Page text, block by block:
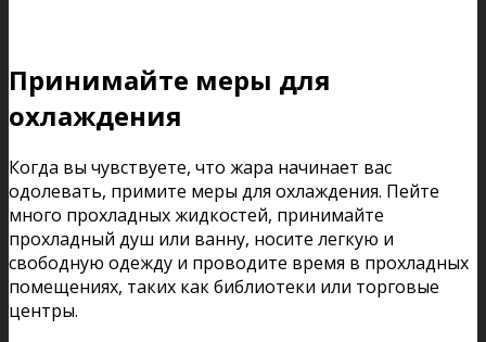
Принимайте меры для
охлаждения
Когда вы чувствуете, что жара начинает вас
одолевать, примите меры для охлаждения. Пейте
много прохладных жидкостей, принимайте
прохладный душ или ванну, носите легкую и
свободную одежду и проводите время в прохладных
помещениях, таких как библиотеки или торговые
центры.